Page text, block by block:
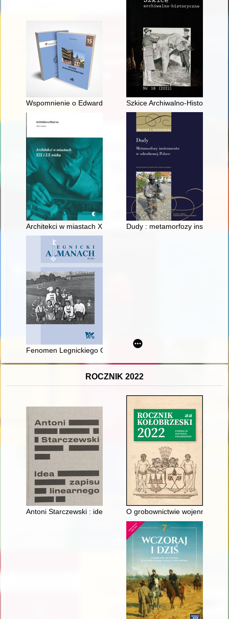
Wspomnienie o Edwardzie BaranieSzkice Archiwalno-
Architekci w miastach XIX i XX wiekuDudy : metamorfozy
Fenomen Legnickiego Conversatorium Organowego
ROCZNIK 2022
Antoni Starczewski : idea zapisu linearnego = Antoni
O grobownictwie wojennym i